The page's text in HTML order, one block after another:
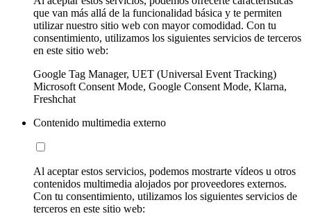
que van más allá de la funcionalidad básica y te permiten
utilizar nuestro sitio web con mayor comodidad. Con tu
consentimiento, utilizamos los siguientes servicios de terceros
en este sitio web:
Google Tag Manager, UET (Universal Event Tracking)
Microsoft Consent Mode, Google Consent Mode, Klarna,
Freshchat
Contenido multimedia externo
Al aceptar estos servicios, podemos mostrarte vídeos u otros
contenidos multimedia alojados por proveedores externos.
Con tu consentimiento, utilizamos los siguientes servicios de
terceros en este sitio web: